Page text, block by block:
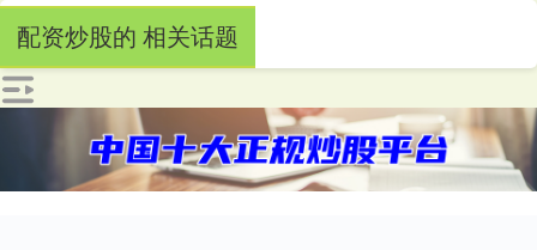
配资炒股的 相关话题